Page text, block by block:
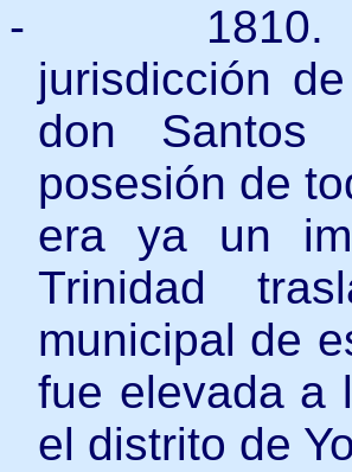
-
jurisdicción
don Santos
posesión de
era ya un
Trinidad
municipal de
fue elevada a
el distrito de